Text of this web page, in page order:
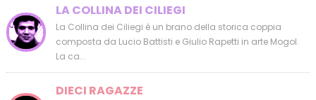
LA COLLINA DEI CILIEGI
La Collina dei Ciliegi è un brano della storica coppia
composta da Lucio Battisti e Giulio Rapetti in arte Mogol.
La ca...
DIECI RAGAZZE